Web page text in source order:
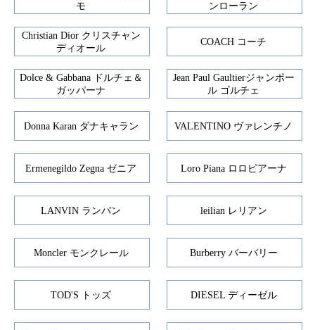
モ
ンローラン
Christian Dior クリスチャン
ディオール
COACH コーチ
Dolce & Gabbana ドルチェ＆
ガッパーナ
Jean Paul Gaultierジャンポー
ル ゴルチェ
Donna Karan ダナキャラン VALENTINO ヴァレンチノ
Ermenegildo Zegna ゼニア Loro Piana ロロピアーナ
LANVIN ランバン leilian レリアン
Moncler モンクレール Burberry バーバリー
TOD'S トッズ DIESEL ディーゼル